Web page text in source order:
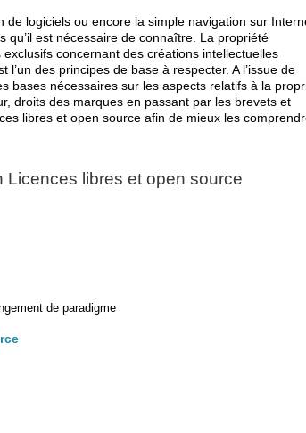
de logiciels ou encore la simple navigation sur
qu’il est nécessaire de connaître. La propriété
concernant des créations intellectuelles
l’un des principes de base à respecter. A l’issue de
bases nécessaires sur les aspects relatifs à la
droits des marques en passant par les brevets et
libres et open source afin de mieux les
Licences libres et open source
de paradigme